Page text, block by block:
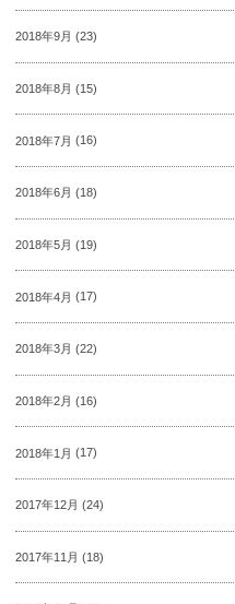
2018年9月 (23)
2018年8月 (15)
2018年7月 (16)
2018年6月 (18)
2018年5月 (19)
2018年4月 (17)
2018年3月 (22)
2018年2月 (16)
2018年1月 (17)
2017年12月 (24)
2017年11月 (18)